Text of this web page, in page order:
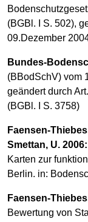
(BGBl. I S. 502),
09.Dezember
Bundes-
(BBodSchV) vom
geändert durch
(BGBl. I S. 3758)
Faensen-
Smettan, U. 2006:
Karten zur
Berlin. in:
Faensen-
Bewertung von